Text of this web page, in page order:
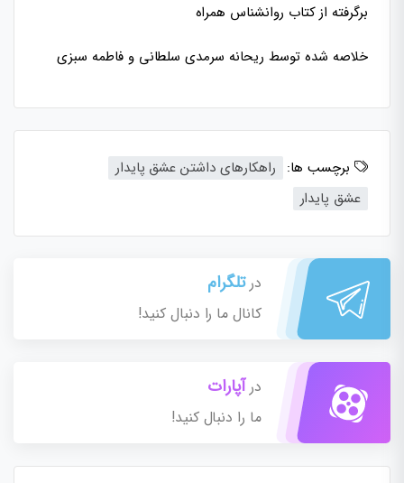
برگرفته از کتاب روانشناس همراه
خلاصه شده توسط ریحانه سرمدی سلطانی و فاطمه سبزی
برچسب ها: راهکارهای داشتن عشق پایدار
عشق پایدار
درتلگرام
کانال ما را دنبال کنید!
درآپارات
ما را دنبال کنید!